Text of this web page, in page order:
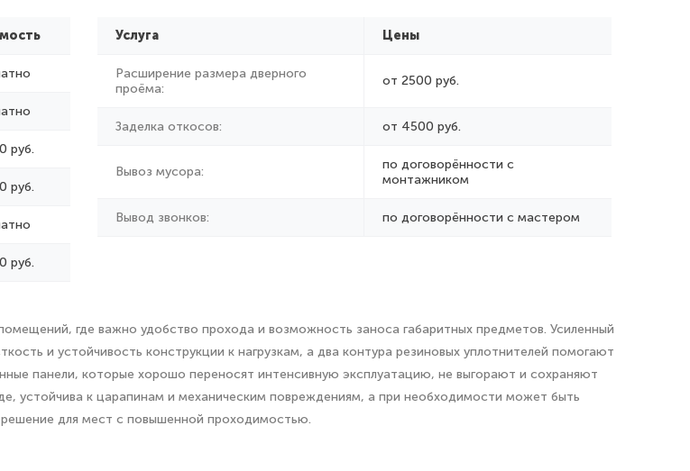
руб.
руб.
руб.
Услуга Цены
Расширение размера дверного
проёма:
от 2500 руб.
Заделка откосов: от 4500 руб.
Вывоз мусора:
по договорённости с
монтажником
Вывод звонков: по договорённости с мастером
где важно удобство прохода и возможность заноса габаритных предметов. Усиленный
и устойчивость конструкции к нагрузкам, а два контура резиновых уплотнителей помогают
панели, которые хорошо переносят интенсивную эксплуатацию, не выгорают и сохраняют
устойчива к царапинам и механическим повреждениям, а при необходимости может быть
для мест с повышенной проходимостью.